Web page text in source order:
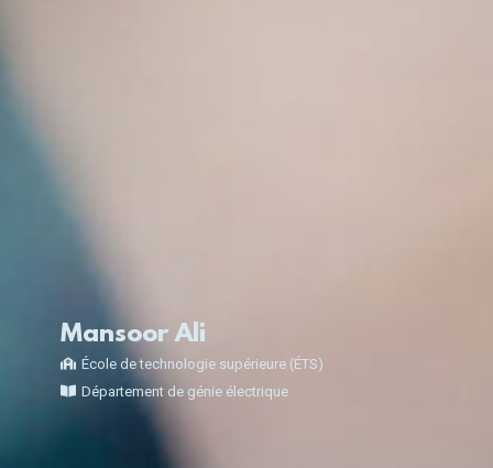
Mansoor Ali
École de technologie supérieure (ÉTS)
Département de génie électrique